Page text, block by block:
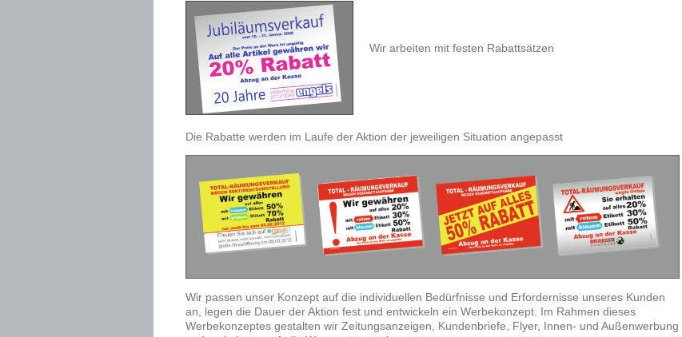
Wir arbeiten mit festen Rabattsätzen
Die Rabatte werden im Laufe der Aktion der jeweiligen Situation angepasst
Wir passen unser Konzept auf die individuellen Bedürfnisse und Erfordernisse unseres Kunden
an, legen die Dauer der Aktion fest und entwickeln ein Werbekonzept. Im Rahmen dieses
Werbekonzeptes gestalten wir Zeitungsanzeigen, Kundenbriefe, Flyer, Innen- und Außenwerbung